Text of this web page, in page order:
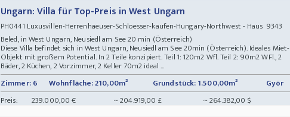
Ungarn: Villa für Top-Preis in West Ungarn
PH0441 Luxusvillen-Herrenhaeuser-Schloesser-kaufen-Hungary-Northwest - Haus 9343
Beled, in West Ungarn, Neusiedl am See 20 min (Österreich)
Diese Villa befindet sich in West Ungarn, Neusiedl am See 20min (Österreich). Ideales Miet-
Objekt mit großem Potential. In 2 Teile konzipiert. Teil 1: 120m2 Wfl. Teil 2: 90m2 WFl., 2
Bäder, 2 Küchen, 2 Vorzimmer, 2 Keller 70m2 ideal ...
Zimmer: 6
Wohnfläche: 210,00m² Grundstück: 1.500,00m²
Györ
Preis:
239.000,00 € ~ 204.919,00 £ ~ 264.382,00 $